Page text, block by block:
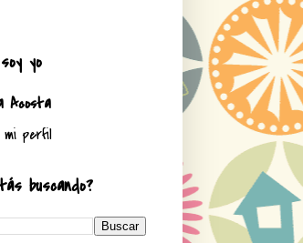
yo
Acosta
perfil
buscando?